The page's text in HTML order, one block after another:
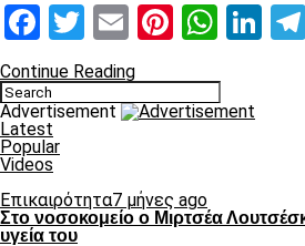
Facebook
Twitter
EmailPinterest
Continue Reading
Advertisement
Latest
Popular
Videos
Επικαιρότητα7 μήνες ago
Στο νοσοκομείο ο Μιρτσέα
υγεία του